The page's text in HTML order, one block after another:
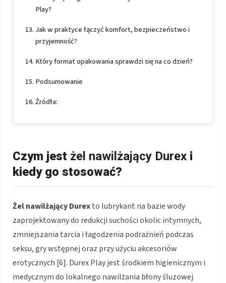
Play?
Jak w praktyce łączyć komfort, bezpieczeństwo i
przyjemność?
Który format opakowania sprawdzi się na co dzień?
Podsumowanie
Źródła:
Czym jest żel nawilżający Durex i
kiedy go stosować?
Żel nawilżający Durexto lubrykant na bazie wody
zaprojektowany do redukcji suchości okolic intymnych,
zmniejszania tarcia i łagodzenia podrażnień podczas
seksu, gry wstępnej oraz przy użyciu akcesoriów
erotycznych [6]. Durex Play jest środkiem higienicznym i
medycznym do lokalnego nawilżania błony śluzowej